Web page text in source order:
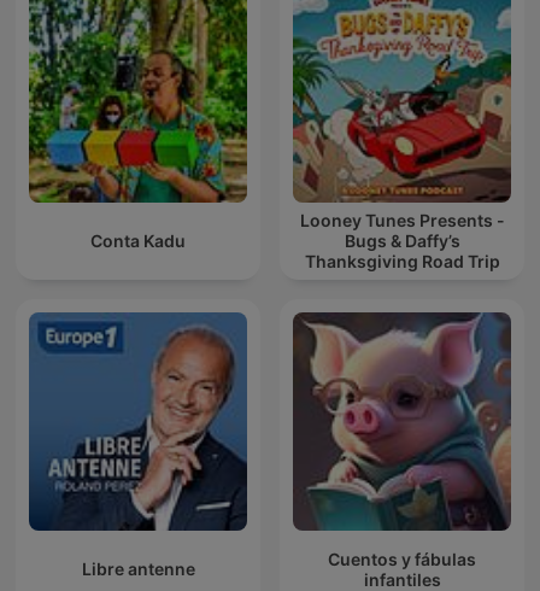
Conta Kadu
Looney Tunes Presents -
Bugs & Daffy’s
Thanksgiving Road Trip
Libre antenne
Cuentos y fábulas
infantiles